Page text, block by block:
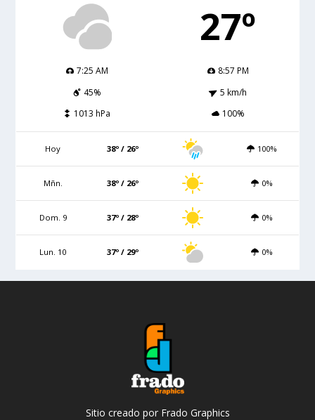
27º
7:25 AM
8:57 PM
45%
5 km/h
1013 hPa
100%
Hoy 38º / 26º 100%
Mñn. 38º / 26º 0%
Dom. 9 37º / 28º 0%
Lun. 10 37º / 29º 0%
Sitio creado por Frado Graphics